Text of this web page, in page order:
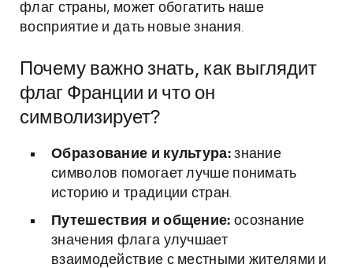
флаг страны, может обогатить наше
восприятие и дать новые знания.
Почему важно знать, как выглядит
флаг Франции и что он
символизирует?
Образование и культура:знание
символов помогает лучше понимать
историю и традиции стран.
Путешествия и общение: осознание
значения флага улучшает
взаимодействие с местными жителями и